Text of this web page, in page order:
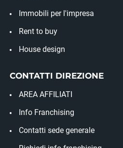
Immobili per l'impresa
Rent to buy
House design
CONTATTI DIREZIONE
AREA AFFILIATI
Info Franchising
Contatti sede generale